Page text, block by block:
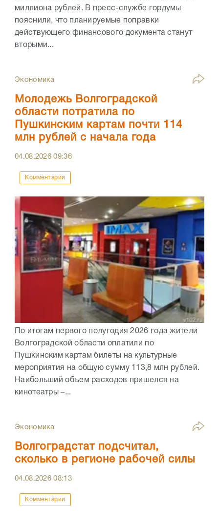
миллиона рублей. В пресс-службе гордумы
пояснили, что планируемые поправки
действующего финансового документа станут
вторыми...
Экономика
Молодежь Волгоградской
области потратила по
Пушкинским картам почти 114
млн рублей с начала года
04.08.202609:36
Комментарии
По итогам первого полугодия 2026 года жители
Волгоградской области оплатили по
Пушкинским картам билеты на культурные
мероприятия на общую сумму 113,8 млн рублей.
Наибольший объем расходов пришелся на
кинотеатры –...
Экономика
Волгоградстат подсчитал,
сколько в регионе рабочей силы
04.08.202608:13
Комментарии